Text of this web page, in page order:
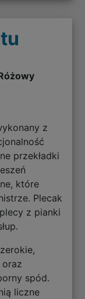
z
przekładki
które
Plecak
z pianki
oraz
spód.
liczne